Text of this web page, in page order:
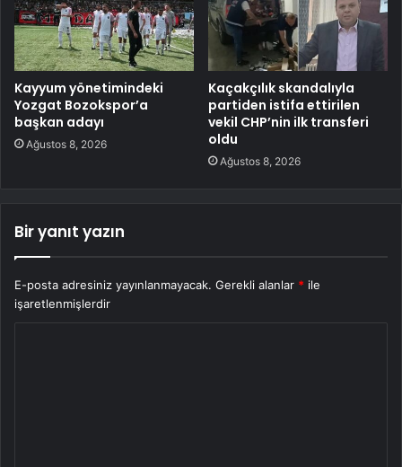
Kayyum yönetimindeki
Yozgat Bozokspor’a
başkan adayı
Ağustos 8, 2026
Kaçakçılık skandalıyla
partiden istifa ettirilen
vekil CHP’nin ilk transferi
oldu
Ağustos 8, 2026
Bir yanıt yazın
E-posta adresiniz yayınlanmayacak. Gerekli alanlar * ile
işaretlenmişlerdir